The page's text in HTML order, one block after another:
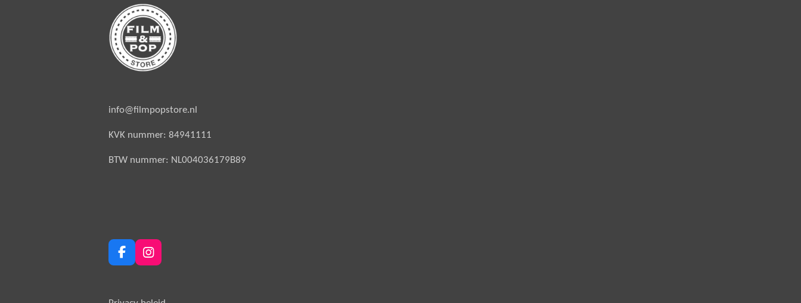
info@filmpopstore.nl
KVK nummer: 84941111
BTW nummer: NL004036179B89
F
a
I
n